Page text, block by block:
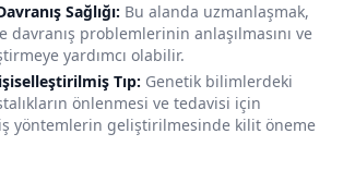
Sağlığı: Bu alanda uzmanlaşmak,
davranış problemlerinin anlaşılmasını ve
yardımcı olabilir.
Tıp: Genetik bilimlerdeki
önlenmesi ve tedavisi için
yöntemlerin geliştirilmesinde kilit öneme